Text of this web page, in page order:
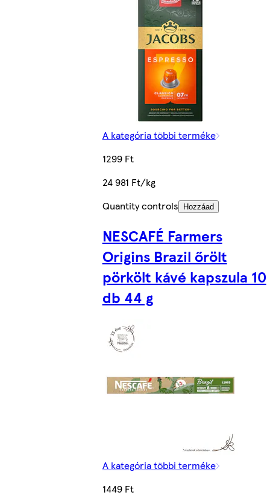
A kategória többi terméke
1299 Ft
24 981 Ft/kg
Quantity controls
Hozzáad
NESCAFÉ Farmers
Origins Brazil őrölt
pörkölt kávé kapszula 10
db 44 g
A kategória többi terméke
1449 Ft